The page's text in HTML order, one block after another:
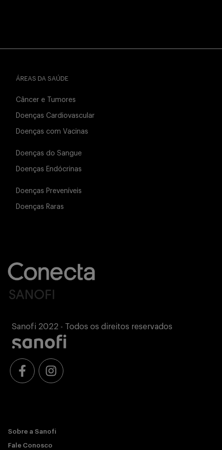
ÁREAS DA SAÚDE
Câncer e Tumores
Doenças Cardiovascular
Doenças com Vacinas
Doenças do Sangue
Doenças Endócrinas
Doenças Preveníveis
Doenças Raras
Sanofi 2022 - Todos os direitos reservados
Sobre a Sanofi
Fale Conosco